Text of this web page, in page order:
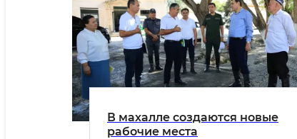
В махалле создаются новые
рабочие места